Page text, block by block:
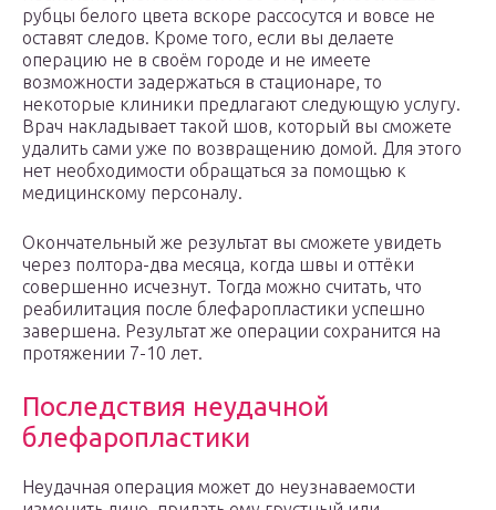
рубцы белого цвета вскоре рассосутся и вовсе не
оставят следов. Кроме того, если вы делаете
операцию не в своём городе и не имеете
возможности задержаться в стационаре, то
некоторые клиники предлагают следующую услугу.
Врач накладывает такой шов, который вы сможете
удалить сами уже по возвращению домой. Для этого
нет необходимости обращаться за помощью к
медицинскому персоналу.
Окончательный же результат вы сможете увидеть
через полтора-два месяца, когда швы и оттёки
совершенно исчезнут. Тогда можно считать, что
реабилитация после блефаропластики успешно
завершена. Результат же операции сохранится на
протяжении 7-10 лет.
Последствия неудачной
блефаропластики
Неудачная операция может до неузнаваемости